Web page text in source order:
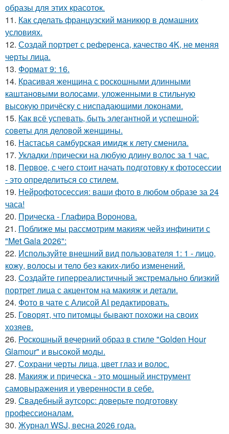
образы для этих красоток.
11. Как сделать французский маникюр в домашних
условиях.
12. Создай портрет с референса, качество 4K, не меняя
черты лица.
13. Формат 9: 16.
14. Красивая женщина с роскошными длинными
каштановыми волосами, уложенными в стильную
высокую причёску с ниспадающими локонами.
15. Как всё успевать, быть элегантной и успешной:
советы для деловой женщины.
16. Настасья самбурская имидж к лету сменила.
17. Укладки /прически на любую длину волос за 1 час.
18. Первое, с чего стоит начать подготовку к фотосессии
- это определиться со стилем.
19. Нейрофотосессия: ваши фото в любом образе за 24
часа!
20. Прическа - Глафира Воронова.
21. Поближе мы рассмотрим макияж чейз инфинити с
"Met Gala 2026":
22. Используйте внешний вид пользователя 1: 1 - лицо,
кожу, волосы и тело без каких-либо изменений.
23. Создайте гиперреалистичный экстремально близкий
портрет лица с акцентом на макияж и детали.
24. Фото в чате с Алисой AI редактировать.
25. Говорят, что питомцы бывают похожи на своих
хозяев.
26. Роскошный вечерний образ в стиле "Golden Hour
Glamour" и высокой моды.
27. Сохрани черты лица, цвет глаз и волос.
28. Макияж и прическа - это мощный инструмент
самовыражения и уверенности в себе.
29. Свадебный аутсорс: доверьте подготовку
профессионалам.
30. Журнал WSJ, весна 2026 года.